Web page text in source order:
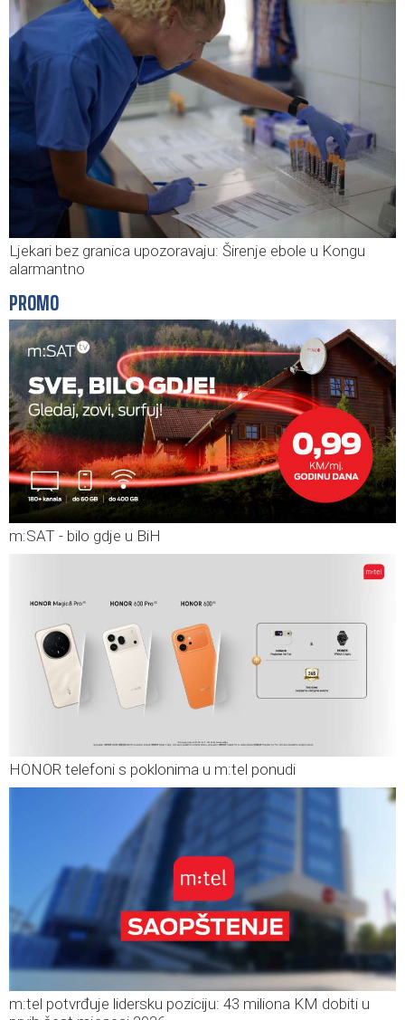
Ljekari bez granica upozoravaju: Širenje ebole u Kongu
alarmantno
PROMO
m:SAT - bilo gdje u BiH
HONOR telefoni s poklonima u m:tel ponudi
m:tel potvrđuje lidersku poziciju: 43 miliona KM dobiti u